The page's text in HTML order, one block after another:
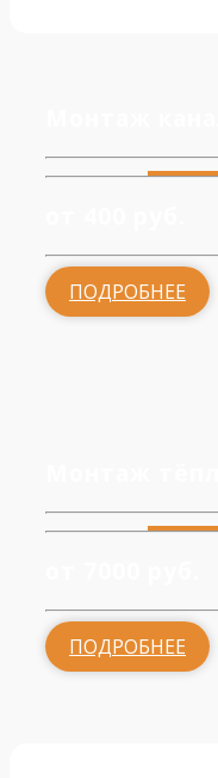
ПОДРОБНЕЕ
ПОДРОБНЕЕ